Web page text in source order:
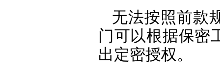
无法按照前款
门可以根据保密
出定密授权。